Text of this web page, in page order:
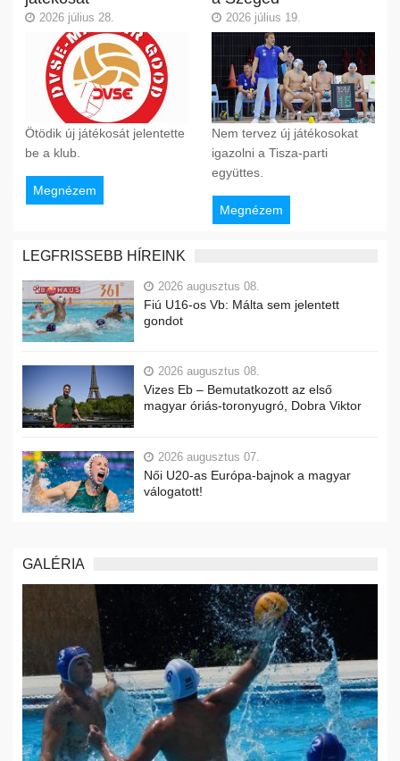
2026 július 28.
Ötödik új játékosát jelentette
be a klub.
Megnézem
2026 július 19.
Nem tervez új játékosokat
igazolni a Tisza-parti
együttes.
Megnézem
LEGFRISSEBB HÍREINK
2026 augusztus 08.
Fiú U16-os Vb: Málta sem jelentett
gondot
2026 augusztus 08.
Vizes Eb – Bemutatkozott az első
magyar óriás-toronyugró, Dobra Viktor
2026 augusztus 07.
Női U20-as Európa-bajnok a magyar
válogatott!
GALÉRIA